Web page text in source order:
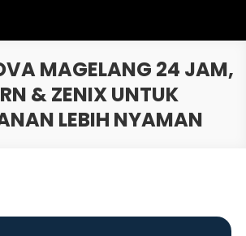
MAGELANG 24 JAM,
& ZENIX UNTUK
LEBIH NYAMAN